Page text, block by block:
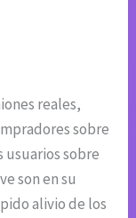
reales,
sobre
usuarios sobre
son en su
alivio de los